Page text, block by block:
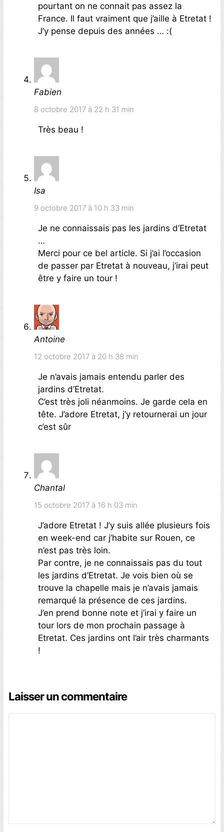
pourtant on ne connait pas assez la
France. Il faut vraiment que j’aille à Etretat !
J’y pense depuis des années … :(
Fabien
8 octobre 2017 à 22 h 31 min
Très beau !
Isa
9 octobre 2017 à 10 h 33 min
Je ne connaissais pas les jardins d’Etretat
…
Merci pour ce bel article. Si j’ai l’occasion
de passer par Etretat à nouveau, j’irai peut
être y faire un tour !
Antoine
12 octobre 2017 à 20 h 38 min
Je n’avais jamais entendu parler des
jardins d’Etretat.
C’est très joli néanmoins. Je garde cela en
tête. J’adore Etretat, j’y retournerai un jour
c’est sûr
Chantal
15 octobre 2017 à 16 h 03 min
J’adore Etretat ! J’y suis allée plusieurs fois
en week-end car j’habite sur Rouen, ce
n’est pas très loin.
Par contre, je ne connaissais pas du tout
les jardins d’Etretat. Je vois bien où se
trouve la chapelle mais je n’avais jamais
remarqué la présence de ces jardins.
J’en prend bonne note et j’irai y faire un
tour lors de mon prochain passage à
Etretat. Ces jardins ont l’air très charmants
!
Laisser un commentaire